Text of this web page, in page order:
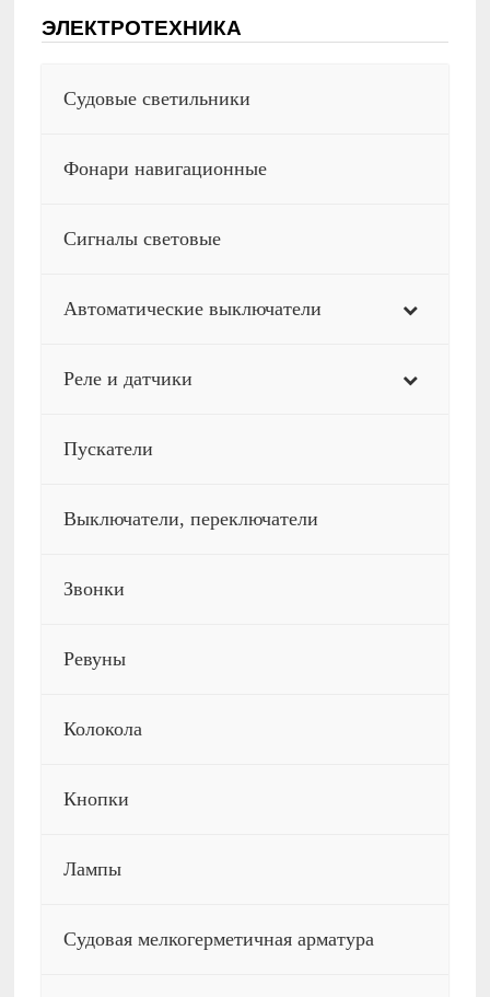
ЭЛЕКТРОТЕХНИКА
Судовые светильники
Фонари навигационные
Сигналы световые
Автоматические выключатели
Реле и датчики
Пускатели
Выключатели, переключатели
Звонки
Ревуны
Колокола
Кнопки
Лампы
Судовая мелкогерметичная арматура